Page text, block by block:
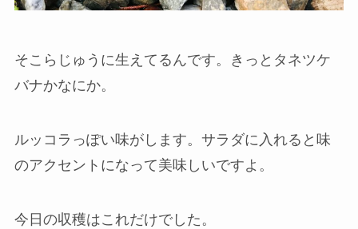
そこらじゅうに生えてるんです。きっとタネツケ
バナかなにか。
ルッコラっぽい味がします。サラダに入れると味
のアクセントになって美味しいですよ。
今日の収穫はこれだけでした。